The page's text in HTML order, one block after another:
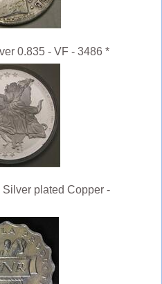
0.835 - VF - 3486 *
plated Copper -